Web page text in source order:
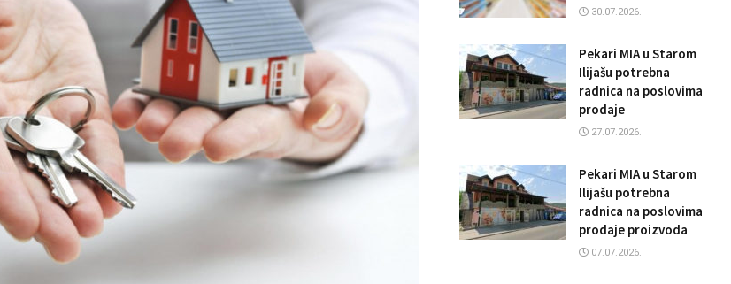
30.07.2026.
Pekari MIA u Starom
Ilijašu potrebna
radnica na poslovima
prodaje
27.07.2026.
Pekari MIA u Starom
Ilijašu potrebna
radnica na poslovima
prodaje proizvoda
07.07.2026.